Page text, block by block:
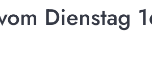
Dienstag